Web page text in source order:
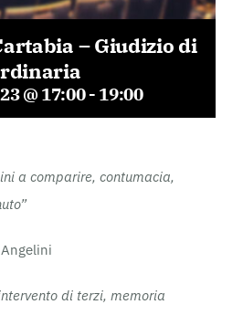
– Giudizio di
@ 17:00- 19:00
a comparire, contumacia,
di terzi, memoria